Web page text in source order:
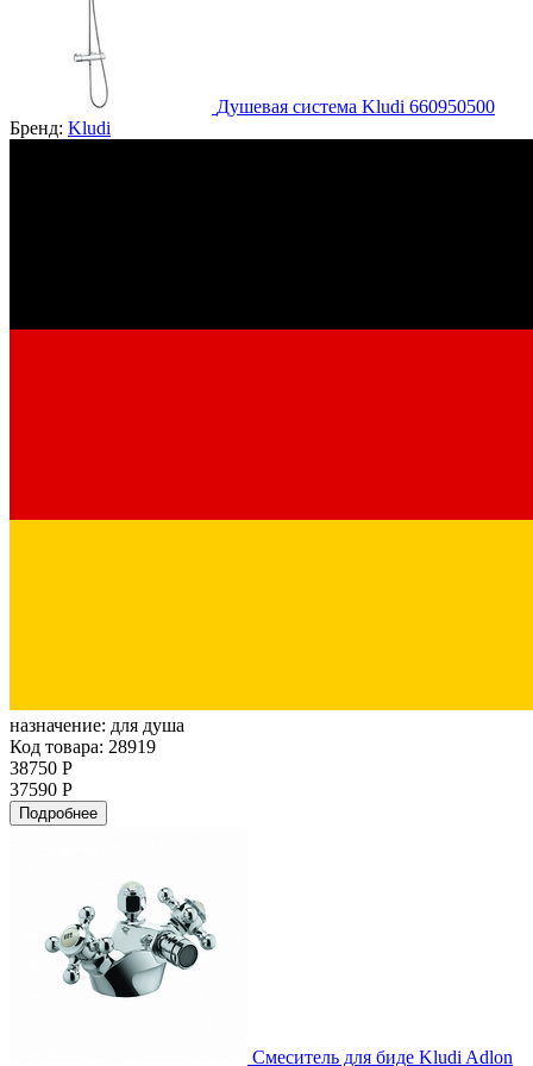
Душевая система Kludi 660950500
Бренд: Kludi
назначение: для душа
Код товара: 28919
38750 Р
37590 Р
Подробнее
Смеситель для биде Kludi Adlon